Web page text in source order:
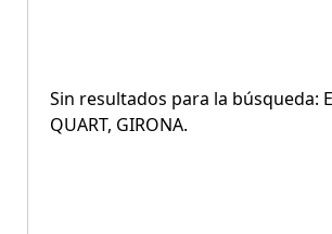
Sin resultados para la búsqueda:
QUART, GIRONA.